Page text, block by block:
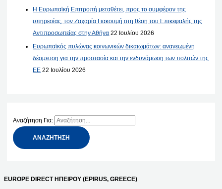
Η Ευρωπαϊκή Επιτροπή μεταθέτει, προς το συμφέρον της
υπηρεσίας, τον Ζαχαρία Γιακουμή στη θέση του Επικεφαλής της
Αντιπροσωπείας στην Αθήνα 22 Ιουλίου 2026
Ευρωπαϊκός πυλώνας κοινωνικών δικαιωμάτων: ανανεωμένη
δέσμευση για την προστασία και την ενδυνάμωση των πολιτών της
ΕΕ 22 Ιουλίου 2026
Αναζήτηση Για:
EUROPE DIRECT ΗΠΕΙΡΟΥ (EPIRUS, GREECE)